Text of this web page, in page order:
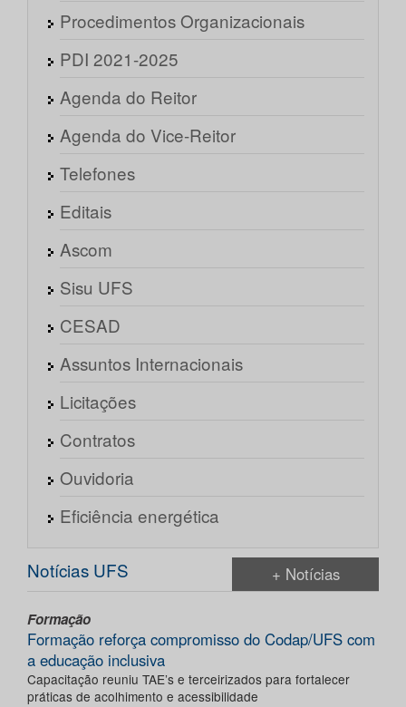
Procedimentos Organizacionais
PDI 2021-2025
Agenda do Reitor
Agenda do Vice-Reitor
Telefones
Editais
Ascom
Sisu UFS
CESAD
Assuntos Internacionais
Licitações
Contratos
Ouvidoria
Eficiência energética
Notícias UFS + Notícias
Formação
Formação reforça compromisso do Codap/UFS com
a educação inclusiva
Capacitação reuniu TAE’s e terceirizados para fortalecer
práticas de acolhimento e acessibilidade